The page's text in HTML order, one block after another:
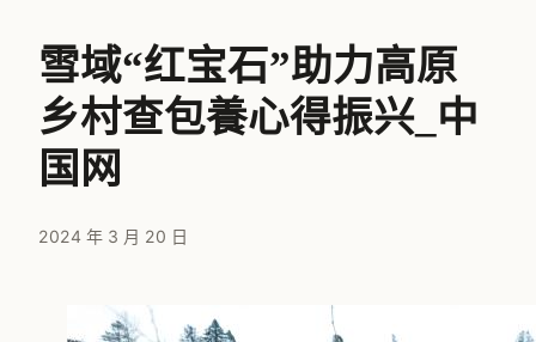
雪域“红宝石”助力高原
乡村查包養心得振兴_中
国网
2024 年 3 月 20 日